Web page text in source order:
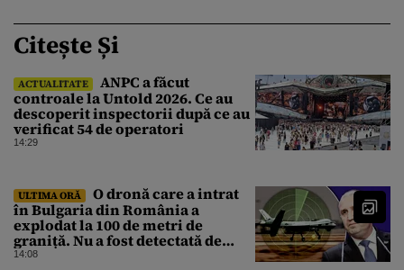
Citește Și
ACTUALITATE
ANPC a făcut
controale la Untold 2026. Ce au
descoperit inspectorii după ce au
verificat 54 de operatori
14:29
ULTIMA ORĂ
O dronă care a intrat
în Bulgaria din România a
explodat la 100 de metri de
graniță. Nu a fost detectată de
radare. Reacția MApN
14:08